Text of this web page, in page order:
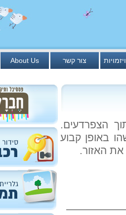
About Us צור קשר
הצפרדעים.
באופן קבוע
האזור.